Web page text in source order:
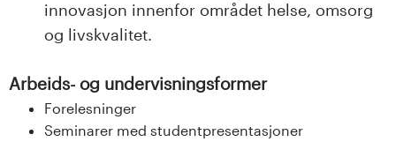
innovasjon innenfor området helse, omsorg
og livskvalitet.
Arbeids- og undervisningsformer
Forelesninger
Seminarer med studentpresentasjoner